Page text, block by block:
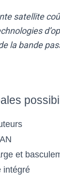
satellite
la bande
et
intégré